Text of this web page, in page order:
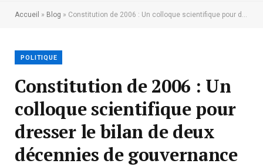
Accueil » Blog » Constitution de 2006 : Un colloque scientifique pour dresser le bilan de deux décennies de gouvernance
POLITIQUE
Constitution de 2006 : Un
colloque scientifique pour
dresser le bilan de deux
décennies de gouvernance